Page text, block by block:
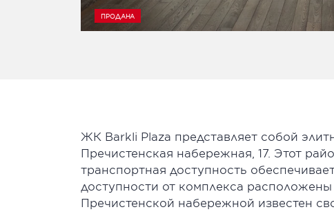
ПРОДАНА
ЖК Barkli Plaza представляет собой
Пречистенская набережная, 17. Этот
транспортная доступность
доступности от комплекса
Пречистенской набережной известен